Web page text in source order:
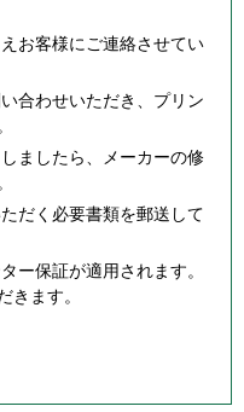
お客様にご連絡させてい
合わせいただき、プリン
ましたら、メーカーの修
だく必要書類を郵送して
ー保証が適用されます。
きます。